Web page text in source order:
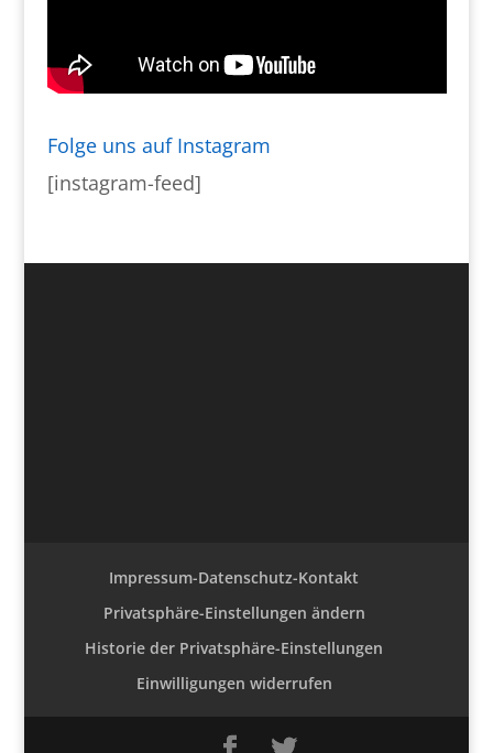
Folge uns auf Instagram
[instagram-feed]
Impressum-Datenschutz-Kontakt
Privatsphäre-Einstellungen ändern
Historie der Privatsphäre-Einstellungen
Einwilligungen widerrufen